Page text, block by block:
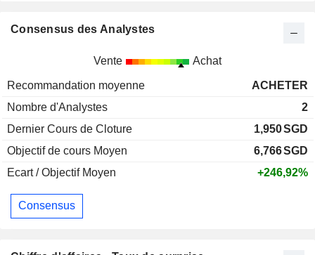
Consensus des Analystes
Vente Achat
Recommandation moyenne
ACHETER
Nombre d'Analystes
2
Dernier Cours de Cloture
1,950SGD
Objectif de cours Moyen
6,766SGD
Ecart / Objectif Moyen
+246,92%
Consensus